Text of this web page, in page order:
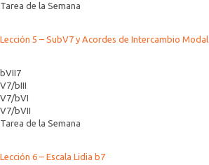
Tarea de la Semana
Lección 5 – SubV7 y Acordes de Intercambio Modal
bVII7
V7/bIII
V7/bVI
V7/bVII
Tarea de la Semana
Lección 6 – Escala Lidia b7